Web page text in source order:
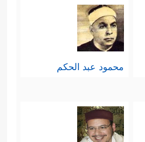
محمود عبد الحكم